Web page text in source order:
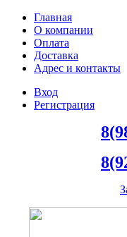
Главная
О компании
Оплата
Доставка
Адрес и контакты
Вход
Регистрация